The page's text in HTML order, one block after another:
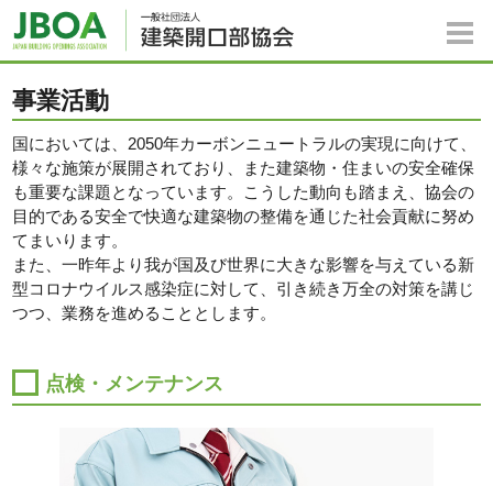
事業活動
国においては、2050年カーボンニュートラルの実現に向けて、
様々な施策が展開されており、また建築物・住まいの安全確保
も重要な課題となっています。こうした動向も踏まえ、協会の
目的である安全で快適な建築物の整備を通じた社会貢献に努め
てまいります。
また、一昨年より我が国及び世界に大きな影響を与えている新
型コロナウイルス感染症に対して、引き続き万全の対策を講じ
つつ、業務を進めることとします。
点検・メンテナンス